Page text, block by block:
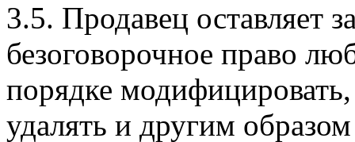
3.5. Продавец оставляет
безоговорочное право
порядке
удалять и другим